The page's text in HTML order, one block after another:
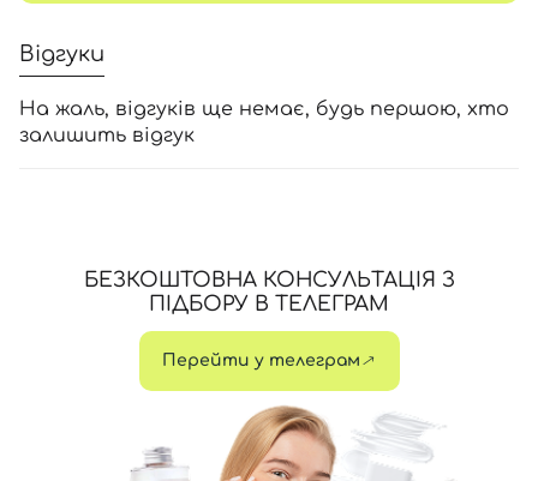
Відгуки
На жаль, відгуків ще немає, будь першою, хто
залишить відгук
БЕЗКОШТОВНА КОНСУЛЬТАЦІЯ З
ПІДБОРУ В ТЕЛЕГРАМ
Перейти у телеграм